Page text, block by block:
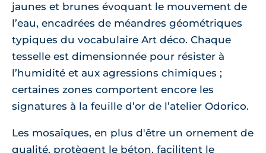
jaunes et brunes évoquant le mouvement de
l’eau, encadrées de méandres géométriques
typiques du vocabulaire Art déco. Chaque
tesselle est dimensionnée pour résister à
l’humidité et aux agressions chimiques ;
certaines zones comportent encore les
signatures à la feuille d’or de l’atelier Odorico.
Les mosaïques, en plus d'être un ornement de
qualité, protègent le béton, facilitent le